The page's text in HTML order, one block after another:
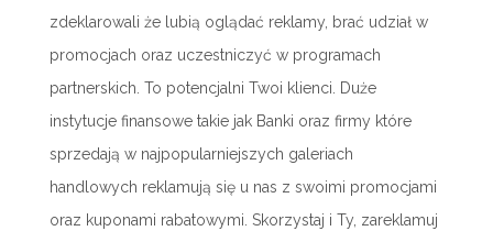
zdeklarowali że lubią oglądać reklamy, brać udział w
promocjach oraz uczestniczyć w programach
partnerskich. To potencjalni Twoi klienci. Duże
instytucje finansowe takie jak Banki oraz firmy które
sprzedają w najpopularniejszych galeriach
handlowych reklamują się u nas z swoimi promocjami
oraz kuponami rabatowymi. Skorzystaj i Ty, zareklamuj